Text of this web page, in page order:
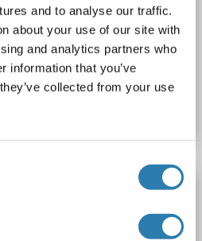
and to analyse our traffic.
about your use of our site with
and analytics partners who
information that you’ve
collected from your use
ELISA